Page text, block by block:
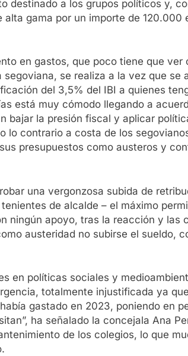
destinado a los grupos políticos y,
gama por un importe de 120.000
en gastos, que poco tiene que ver
se realiza a la vez que se
del 3,5% del IBI a quienes
está muy cómodo llegando a
bajar la presión fiscal y aplicar
lo contrario a costa de los
presupuestos como austeros y
una vergonzosa subida de
de alcalde – el máximo
ningún apoyo, tras la reacción y las
austeridad no subirse el sueldo,
en políticas sociales y
totalmente injustificada ya
gastado en 2023, poniendo en
ha señalado la concejala Ana
de los colegios, lo que